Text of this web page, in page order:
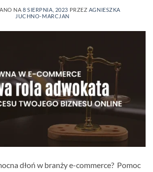
NA 8 SIERPNIA, 2023 PRZEZ AGNIESZKA
JUCHNO-MARCJAN
dłoń w branży e-commerce? Pomoc